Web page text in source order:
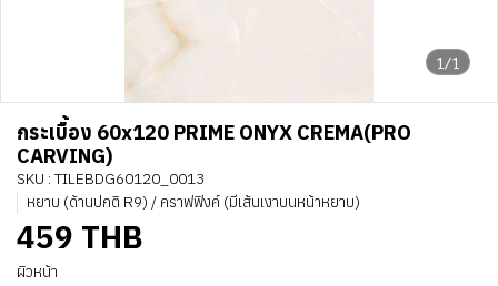
1/1
กระเบื้อง 60x120 PRIME ONYX CREMA(PRO
CARVING)
SKU : TILEBDG60120_0013
หยาบ (ด้านปกติ R9) / คราฟฟิงค์ (มีเส้นเงาบนหน้าหยาบ)
459 THB
ผิวหน้า